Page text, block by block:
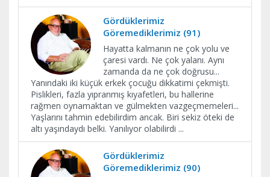
Gördüklerimiz
Göremediklerimiz (91)
Hayatta kalmanın ne çok yolu ve
çaresi vardı. Ne çok yalanı. Aynı
zamanda da ne çok doğrusu...
Yanındaki iki küçük erkek çocuğu dikkatimi çekmişti.
Pislikleri, fazla yıpranmış kıyafetleri, bu hallerine
rağmen oynamaktan ve gülmekten vazgeçmemeleri...
Yaşlarını tahmin edebilirdim ancak. Biri sekiz öteki de
altı yaşındaydı belki. Yanılıyor olabilirdi ...
Gördüklerimiz
Göremediklerimiz (90)